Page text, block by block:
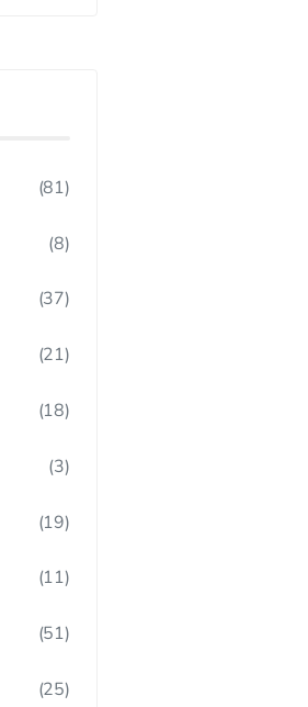
(81)
(8)
(37)
(21)
(18)
(3)
(19)
(11)
(51)
(25)